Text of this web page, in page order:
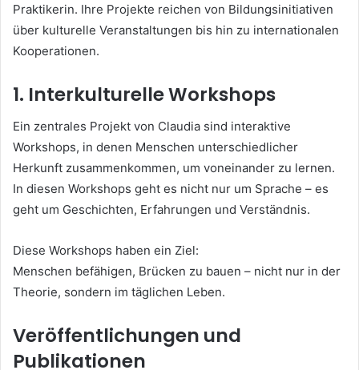
Praktikerin. Ihre Projekte reichen von Bildungsinitiativen
über kulturelle Veranstaltungen bis hin zu internationalen
Kooperationen.
1. Interkulturelle Workshops
Ein zentrales Projekt von Claudia sind interaktive
Workshops, in denen Menschen unterschiedlicher
Herkunft zusammenkommen, um voneinander zu lernen.
In diesen Workshops geht es nicht nur um Sprache – es
geht um Geschichten, Erfahrungen und Verständnis.
Diese Workshops haben ein Ziel:
Menschen befähigen, Brücken zu bauen – nicht nur in der
Theorie, sondern im täglichen Leben.
Veröffentlichungen und
Publikationen